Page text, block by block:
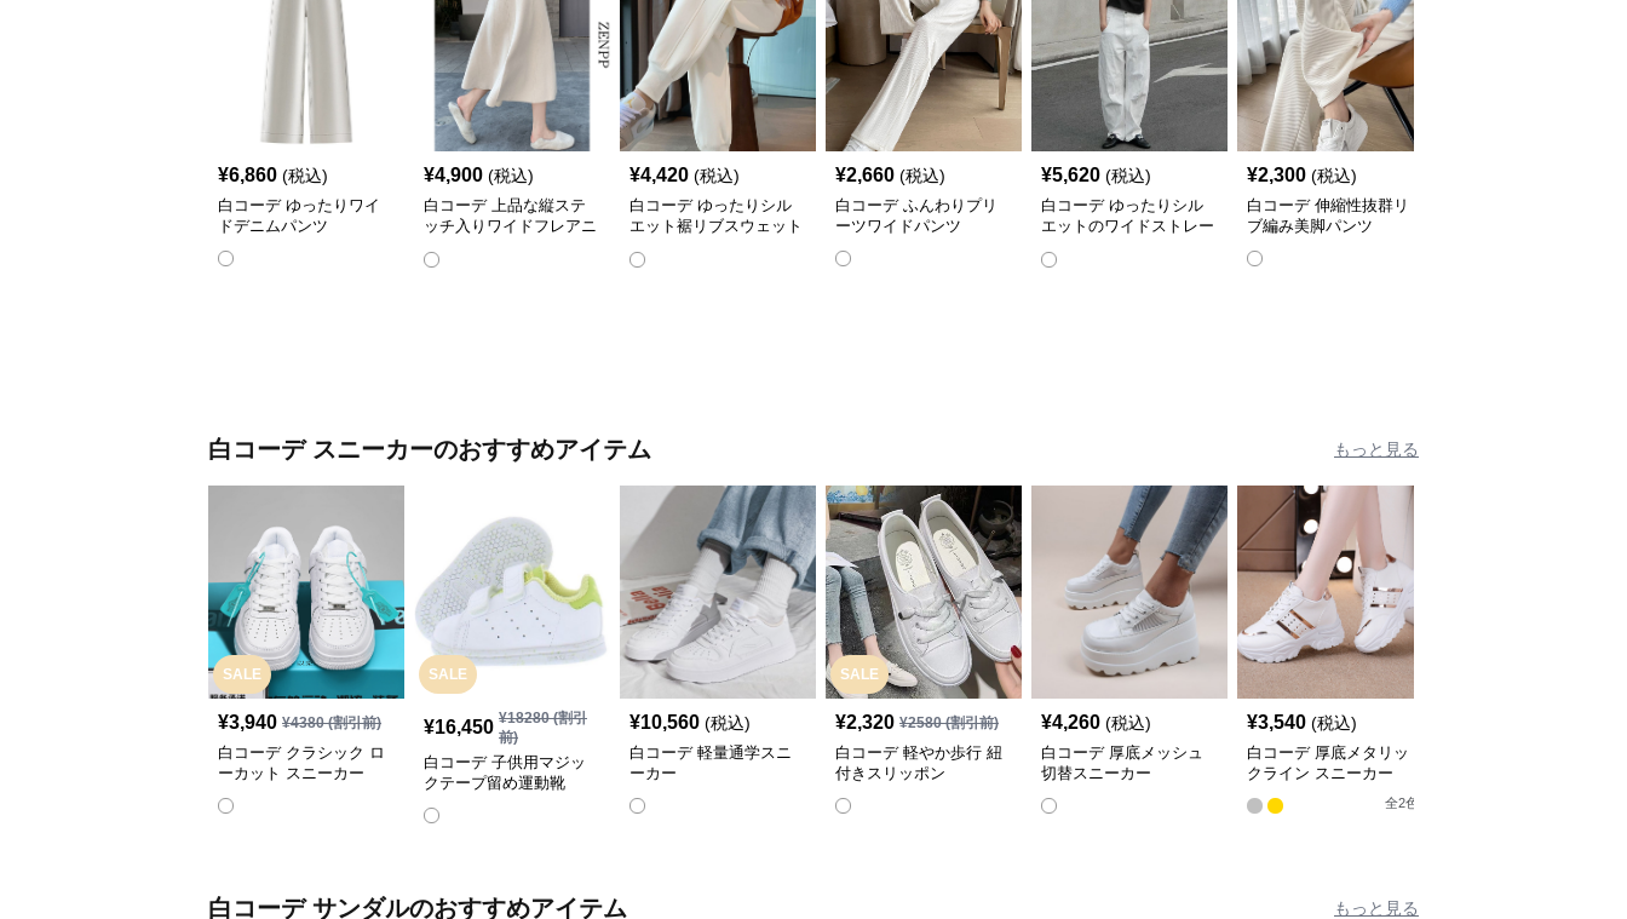
¥6,860 (税込)
白コーデ ゆったりワイ
ドデニムパンツ
¥4,900 (税込)
白コーデ 上品な縦ステ
ッチ入りワイドフレアニ
¥4,420 (税込)
白コーデ ゆったりシル
エット裾リブスウェット
¥2,660 (税込)
白コーデ ふんわりプリ
ーツワイドパンツ
¥5,620 (税込)
白コーデ ゆったりシル
エットのワイドストレー
¥2,300 (税込)
白コーデ 伸縮性抜群リ
ブ編み美脚パンツ
白コーデ スニーカーのおすすめアイテム もっと見る
SALE
¥3,940 ¥4380(割引前)
白コーデ クラシック ロ
ーカット スニーカー
SALE
¥16,450 ¥18280(割引
前)
白コーデ 子供用マジッ
クテープ留め運動靴
¥10,560 (税込)
白コーデ 軽量通学スニ
ーカー
SALE
¥2,320 ¥2580(割引前)
白コーデ 軽やか歩行 紐
付きスリッポン
¥4,260 (税込)
白コーデ 厚底メッシュ
切替スニーカー
¥3,540 (税込)
白コーデ 厚底メタリッ
クライン スニーカー
全2色
白コーデ サンダルのおすすめアイテム もっと見る